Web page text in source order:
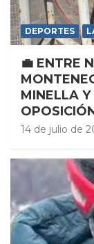
DEPORTES
💼 ENTRE
MINELLA
14 de julio de